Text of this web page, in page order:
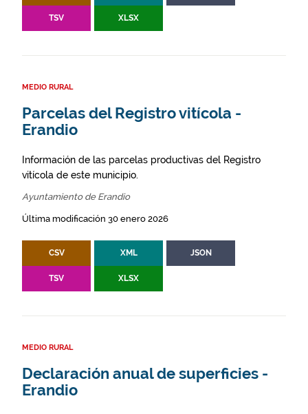
TSV XLSX
MEDIO RURAL
Parcelas del Registro vitícola -
Erandio
Información de las parcelas productivas del Registro
vitícola de este municipio.
Ayuntamiento de Erandio
Última modificación 30 enero 2026
CSV XML JSON
TSV XLSX
MEDIO RURAL
Declaración anual de superficies -
Erandio